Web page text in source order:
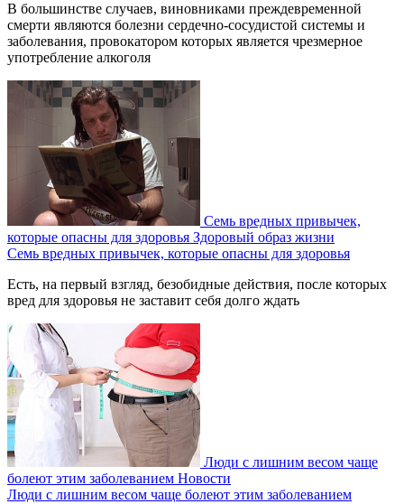
В большинстве случаев, виновниками преждевременной
смерти являются болезни сердечно-сосудистой системы и
заболевания, провокатором которых является чрезмерное
употребление алкоголя
Семь вредных привычек,
которые опасны для здоровья Здоровый образ жизни
Семь вредных привычек, которые опасны для здоровья
Есть, на первый взгляд, безобидные действия, после которых
вред для здоровья не заставит себя долго ждать
Люди с лишним весом чаще
болеют этим заболеванием Новости
Люди с лишним весом чаще болеют этим заболеванием